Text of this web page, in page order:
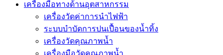
เครื่องมือทางด้านอุตสาหกรรม
เครื่องวัดค่าการนำไฟฟ้า
ระบบบำบัดการปนเปื้อนของน้ำทิ้ง
เครื่องวัดคุณภาพน้ำ
เครื่องมือวัดคุณภาพน้ำ